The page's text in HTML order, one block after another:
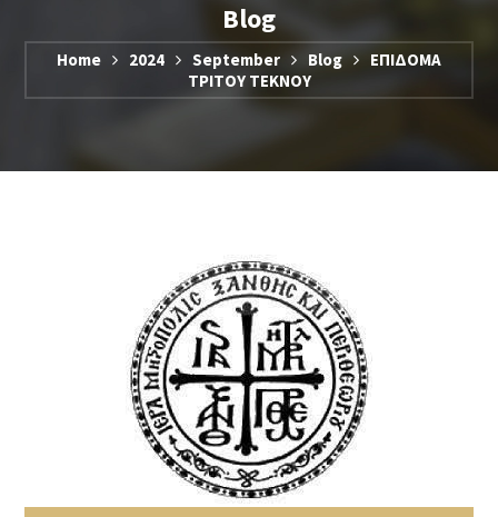
Blog
Home 2024 September Blog
ΕΠΙΔΟΜΑ
ΤΡΙΤΟΥ ΤΕΚΝΟΥ